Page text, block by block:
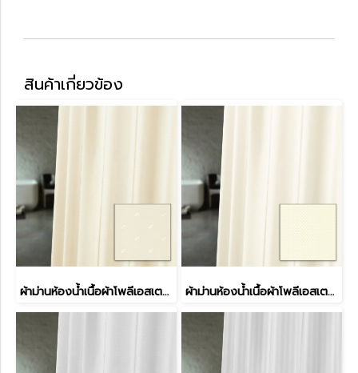
สินค้าเกี่ยวข้อง
ผ้าม่านห้องน้ำเนื้อผ้าโพลีเอสเตอร์ รุ่น DOBBY STYLE ผ้าม่านห้องน้ำเนื้อผ้าโพลีเอสเตอร์ รุ่น PLAIN SOLID